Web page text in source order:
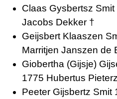
Claas Gysbertsz
Jacobs Dekker †
Geijsbert Klaaszen
Marritjen Janszen de
Giobertha (Gijsje)
1775 Hubertus
Peeter Gijsbertz Smit